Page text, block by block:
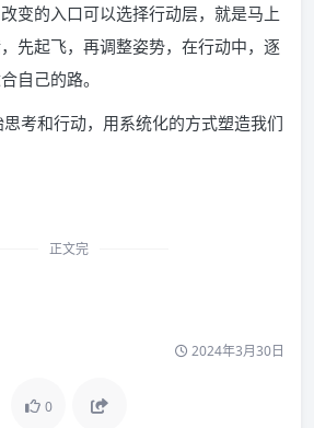
变的入口可以选择行动层，就是马上
先起飞，再调整姿势，在行动中，逐
自己的路。
考和行动，用系统化的方式塑造我们
正文完
2024年3月30日
0